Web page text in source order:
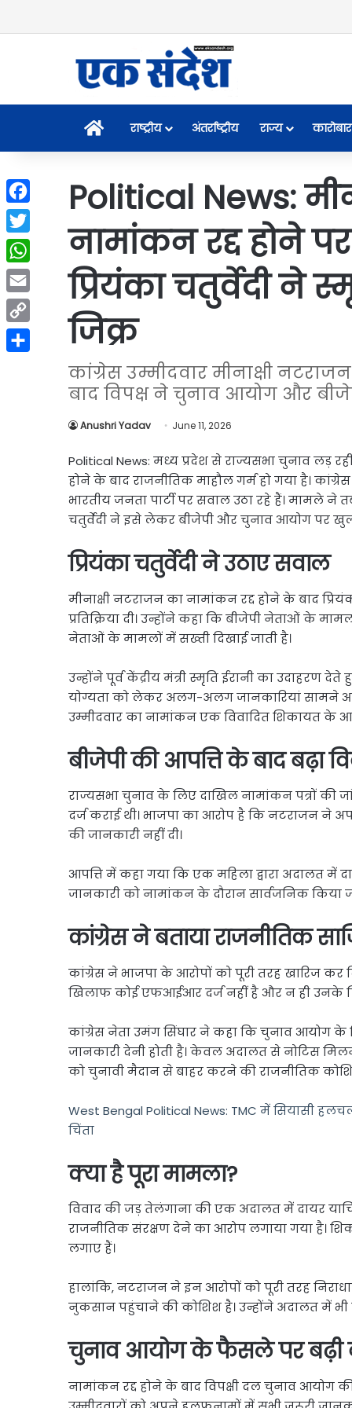
Homeराष्ट्रीय अंतर्राष्ट्रीय राज्य कारोबार
Political News:
नामांकन रद्द होने
प्रियंका चतुर्वेदी ने
जिक्र
कांग्रेस उम्मीदवार मीनाक्षी
बाद विपक्ष ने चुनाव आयोग और
Anushri Yadav June 11, 2026
Political News: मध्य प्रदेश से राज्यसभा चुनाव लड़
होने के बाद राजनीतिक माहौल गर्म हो गया है।
भारतीय जनता पार्टी पर सवाल उठा रहे हैं। मामले
चतुर्वेदी ने इसे लेकर बीजेपी और चुनाव आयोग पर
प्रियंका चतुर्वेदी ने उठाए सवाल
मीनाक्षी नटराजन का नामांकन रद्द होने के बाद
प्रतिक्रिया दी। उन्होंने कहा कि बीजेपी नेताओं के
नेताओं के मामलों में सख्ती दिखाई जाती है।
उन्होंने पूर्व केंद्रीय मंत्री स्मृति ईरानी का
योग्यता को लेकर अलग-अलग जानकारियां सामने
उम्मीदवार का नामांकन एक विवादित शिकायत के
बीजेपी की आपत्ति के बाद बढ़ा
राज्यसभा चुनाव के लिए दाखिल नामांकन पत्रों की
दर्ज कराई थी। भाजपा का आरोप है कि नटराजन
की जानकारी नहीं दी।
आपत्ति में कहा गया कि एक महिला द्वारा अदालत
जानकारी को नामांकन के दौरान सार्वजनिक किया
कांग्रेस ने बताया राजनीतिक
कांग्रेस ने भाजपा के आरोपों को पूरी तरह खारिज कर
खिलाफ कोई एफआईआर दर्ज नहीं है और न ही उनके
कांग्रेस नेता उमंग सिंघार ने कहा कि चुनाव आयोग
जानकारी देनी होती है। केवल अदालत से नोटिस
को चुनावी मैदान से बाहर करने की राजनीतिक
West Bengal Political News: TMC में सियासी
चिंता
क्या है पूरा मामला?
विवाद की जड़ तेलंगाना की एक अदालत में दायर
राजनीतिक संरक्षण देने का आरोप लगाया गया है।
लगाए हैं।
हालांकि, नटराजन ने इन आरोपों को पूरी तरह
नुकसान पहुंचाने की कोशिश है। उन्होंने अदालत में भी
चुनाव आयोग के फैसले पर बढ़ी
नामांकन रद्द होने के बाद विपक्षी दल चुनाव आयोग
Facebook
Twitter
WhatsApp
Email
Copy
Link